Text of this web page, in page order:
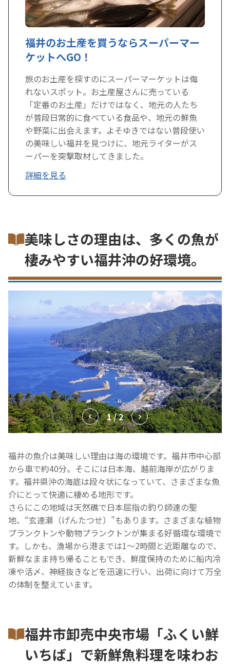
福井のお土産を買うならスーパーマー
ケットへGO！
旅のお土産を探すのにスーパーマーケットは侮
れないスポット。お土産屋さんに売っている
「定番のお土産」だけではなく、地元の人たち
が普段日常的に食べている食品や、地元の鮮魚
や野菜に出会えます。よそゆきではない普段使い
の美味しい福井を見つけに、地元ライターがス
ーパーを突撃取材してきました。
詳細を見る
美味しさの理由は、多くの魚が
棲みやすい福井沖の好環境。
1 / 2
福井の魚介は美味しい理由は海の環境です。福井市中心部
から車で約40分。そこには日本海、越前海岸が広がりま
す。福井県沖の海底は段々状になっていて、さまざまな魚
介にとって快適に棲める地形です。
さらにこの地域は天然礁で日本屈指の釣り師達の聖
地、“玄達瀬（げんたつせ）”もあります。さまざまな植物
プランクトンや動物プランクトンが集まる好循環な環境で
す。しかも、漁場から港までは1～2時間と近距離なので、
新鮮なまま持ち帰ることもでき、鮮度保持のために船内冷
凍や活〆、神経抜きなどを迅速に行い、出荷に向けて万全
の体制を整えています。
福井市卸売中央市場「ふくい鮮
いちば」で新鮮魚料理を味わお